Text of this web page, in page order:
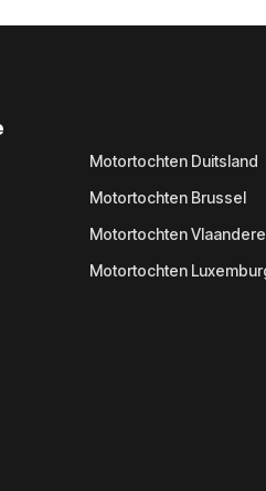
Motortochten Duitsland
Motortochten Brussel
Motortochten
Motortochten